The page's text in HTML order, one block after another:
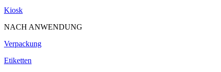
Kiosk
NACH ANWENDUNG
Verpackung
Etiketten